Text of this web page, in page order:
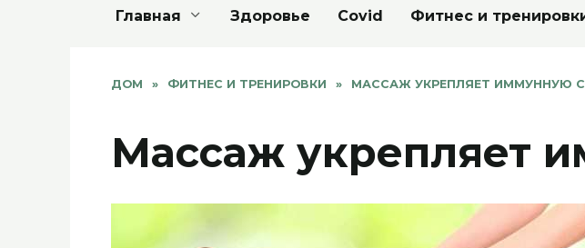
Главная Здоровье Covid Фитнес и
ДОМ » ФИТНЕС И ТРЕНИРОВКИ » МАССАЖ УКРЕПЛЯЕТ ИММУННУЮ
Массаж укрепляет